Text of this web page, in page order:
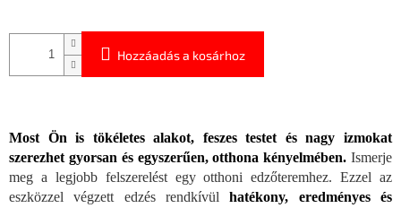
Hozzáadás a kosárhoz
Most Ön is tökéletes alakot, feszes testet és nagy izmokat
szerezhet gyorsan és egyszerűen, otthona kényelmében. Ismerje
meg a legjobb felszerelést egy otthoni edzőteremhez. Ezzel az
eszközzel végzett edzés rendkívülhatékony, eredményes és